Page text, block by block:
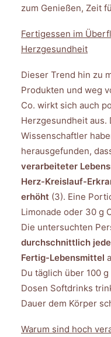
zum Genießen, Zeit
Fertigessen im
Herzgesundheit
Dieser Trend hin zu
Produkten und weg
Co. wirkt sich auch
Herzgesundheit aus.
Wissenschaftler
herausgefunden,
verarbeiteter
Herz-Kreislauf-
erhöht (3). Eine
Limonade oder 30 g
Die untersuchten
durchschnittlich
Fertig-Lebensmittel
Du täglich über 100
Dosen Softdrinks
Dauer dem Körper
Warum sind hoch